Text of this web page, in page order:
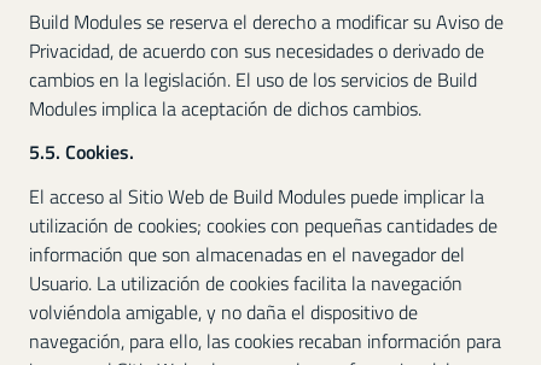
Build Modules se reserva el derecho a modificar su Aviso de
Privacidad, de acuerdo con sus necesidades o derivado de
cambios en la legislación. El uso de los servicios de Build
Modules implica la aceptación de dichos cambios.
5.5. Cookies.
El acceso al Sitio Web de Build Modules puede implicar la
utilización de cookies; cookies con pequeñas cantidades de
información que son almacenadas en el navegador del
Usuario. La utilización de cookies facilita la navegación
volviéndola amigable, y no daña el dispositivo de
navegación, para ello, las cookies recaban información para